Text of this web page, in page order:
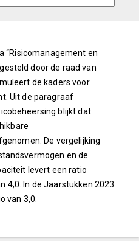
“Risicomanagement en
door de raad van
de kaders voor
Uit de paragraaf
blijkt dat
De vergelijking
en de
levert een ratio
4,0. In de Jaarstukken 2023
van 3,0.